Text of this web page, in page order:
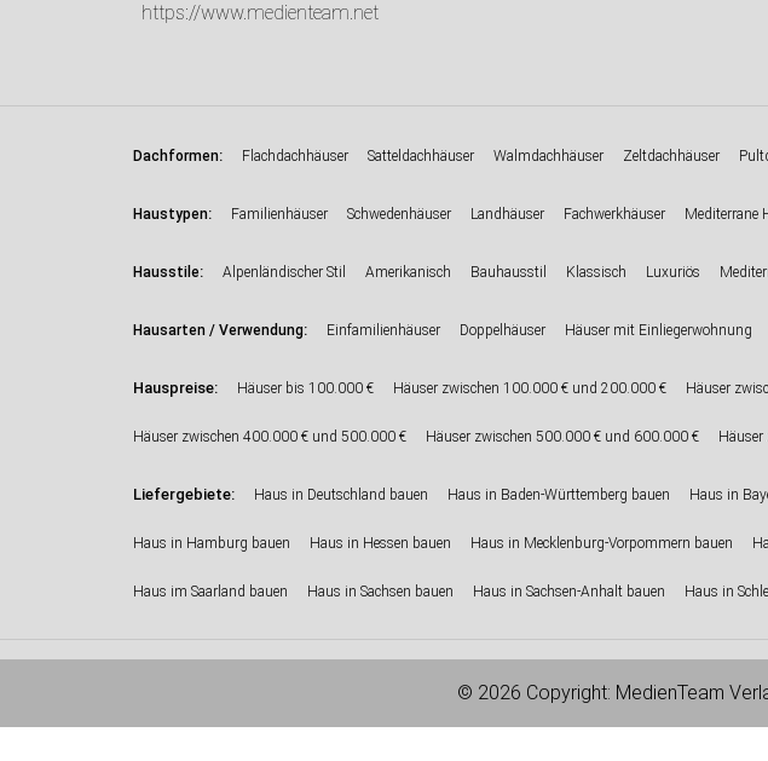
https://www.medienteam.net
Dachformen: Flachdachhäuser Satteldachhäuser Walmdachhäuser Zeltdachhäuser
Haustypen: Familienhäuser Schwedenhäuser Landhäuser Fachwerkhäuser Mediterrane
Hausstile: Alpenländischer Stil Amerikanisch Bauhausstil Klassisch Luxuriös
Hausarten / Verwendung: Einfamilienhäuser Doppelhäuser Häuser mit Einliegerwohnung
Hauspreise: Häuser bis 100.000 € Häuser zwischen 100.000 € und 200.000 € Häuser
Häuser zwischen 400.000 € und 500.000 € Häuser zwischen 500.000 € und 600.000 €
Liefergebiete: Haus in Deutschland bauen Haus in Baden-Württemberg bauen Haus in
Haus in Hamburg bauen Haus in Hessen bauen Haus in Mecklenburg-Vorpommern bauen
Haus im Saarland bauen Haus in Sachsen bauen Haus in Sachsen-Anhalt bauen Haus in
© 2026 Copyright: MedienTeam